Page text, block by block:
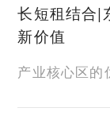
长短租结合|
新价值
产业核心区的